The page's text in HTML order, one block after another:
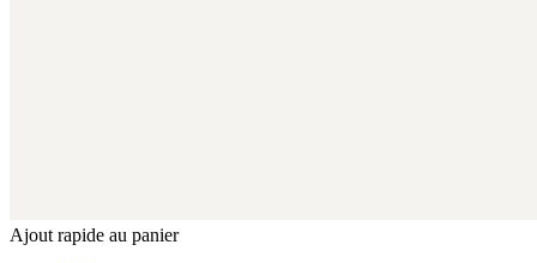
Ajout rapide au panier